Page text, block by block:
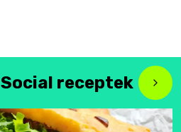
receptek